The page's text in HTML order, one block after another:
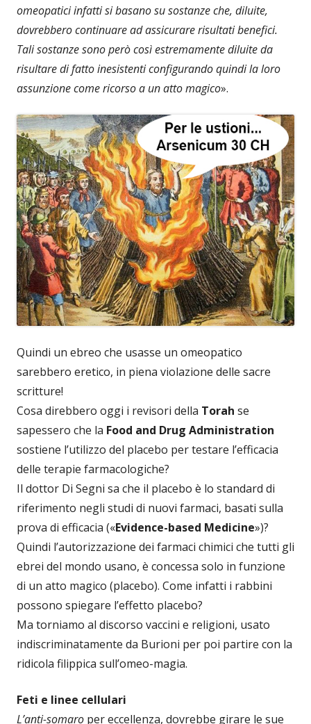
omeopatici infatti si basano su sostanze che, diluite,
dovrebbero continuare ad assicurare risultati benefici.
Tali sostanze sono però così estremamente diluite da
risultare di fatto inesistenti configurando quindi la loro
assunzione come ricorso a un atto magico».
Quindi un ebreo che usasse un omeopatico
sarebbero eretico, in piena violazione delle sacre
scritture!
Cosa direbbero oggi i revisori della Torah se
sapessero che la Food and Drug Administration
sostiene l’utilizzo del placebo per testare l’efficacia
delle terapie farmacologiche?
Il dottor Di Segni sa che il placebo è lo standard di
riferimento negli studi di nuovi farmaci, basati sulla
prova di efficacia («Evidence-based Medicine»)?
Quindi l’autorizzazione dei farmaci chimici che tutti gli
ebrei del mondo usano, è concessa solo in funzione
di un atto magico (placebo). Come infatti i rabbini
possono spiegare l’effetto placebo?
Ma torniamo al discorso vaccini e religioni, usato
indiscriminatamente da Burioni per poi partire con la
ridicola filippica sull’omeo-magia.
Feti e linee cellulari
L’anti-somaro per eccellenza, dovrebbe girare le sue